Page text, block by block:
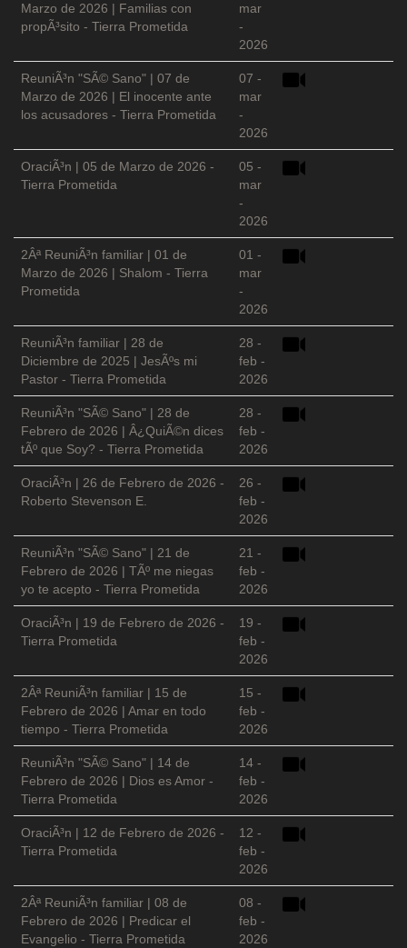
Marzo de 2026 | Familias con
propÃ³sito - Tierra Prometida
mar
-
2026
ReuniÃ³n "SÃ© Sano" | 07 de
Marzo de 2026 | El inocente ante
los acusadores - Tierra Prometida
07 -
mar
-
2026
OraciÃ³n | 05 de Marzo de 2026 -
Tierra Prometida
05 -
mar
-
2026
2Âª ReuniÃ³n familiar | 01 de
Marzo de 2026 | Shalom - Tierra
Prometida
01 -
mar
-
2026
ReuniÃ³n familiar | 28 de
Diciembre de 2025 | JesÃºs mi
Pastor - Tierra Prometida
28 -
feb -
2026
ReuniÃ³n "SÃ© Sano" | 28 de
Febrero de 2026 | Â¿QuiÃ©n dices
tÃº que Soy? - Tierra Prometida
28 -
feb -
2026
OraciÃ³n | 26 de Febrero de 2026 -
Roberto Stevenson E.
26 -
feb -
2026
ReuniÃ³n "SÃ© Sano" | 21 de
Febrero de 2026 | TÃº me niegas
yo te acepto - Tierra Prometida
21 -
feb -
2026
OraciÃ³n | 19 de Febrero de 2026 -
Tierra Prometida
19 -
feb -
2026
2Âª ReuniÃ³n familiar | 15 de
Febrero de 2026 | Amar en todo
tiempo - Tierra Prometida
15 -
feb -
2026
ReuniÃ³n "SÃ© Sano" | 14 de
Febrero de 2026 | Dios es Amor -
Tierra Prometida
14 -
feb -
2026
OraciÃ³n | 12 de Febrero de 2026 -
Tierra Prometida
12 -
feb -
2026
2Âª ReuniÃ³n familiar | 08 de
Febrero de 2026 | Predicar el
Evangelio - Tierra Prometida
08 -
feb -
2026